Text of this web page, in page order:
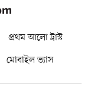
প্রথম আলো ট্রাস্ট
মোবাইল ভ্যাস